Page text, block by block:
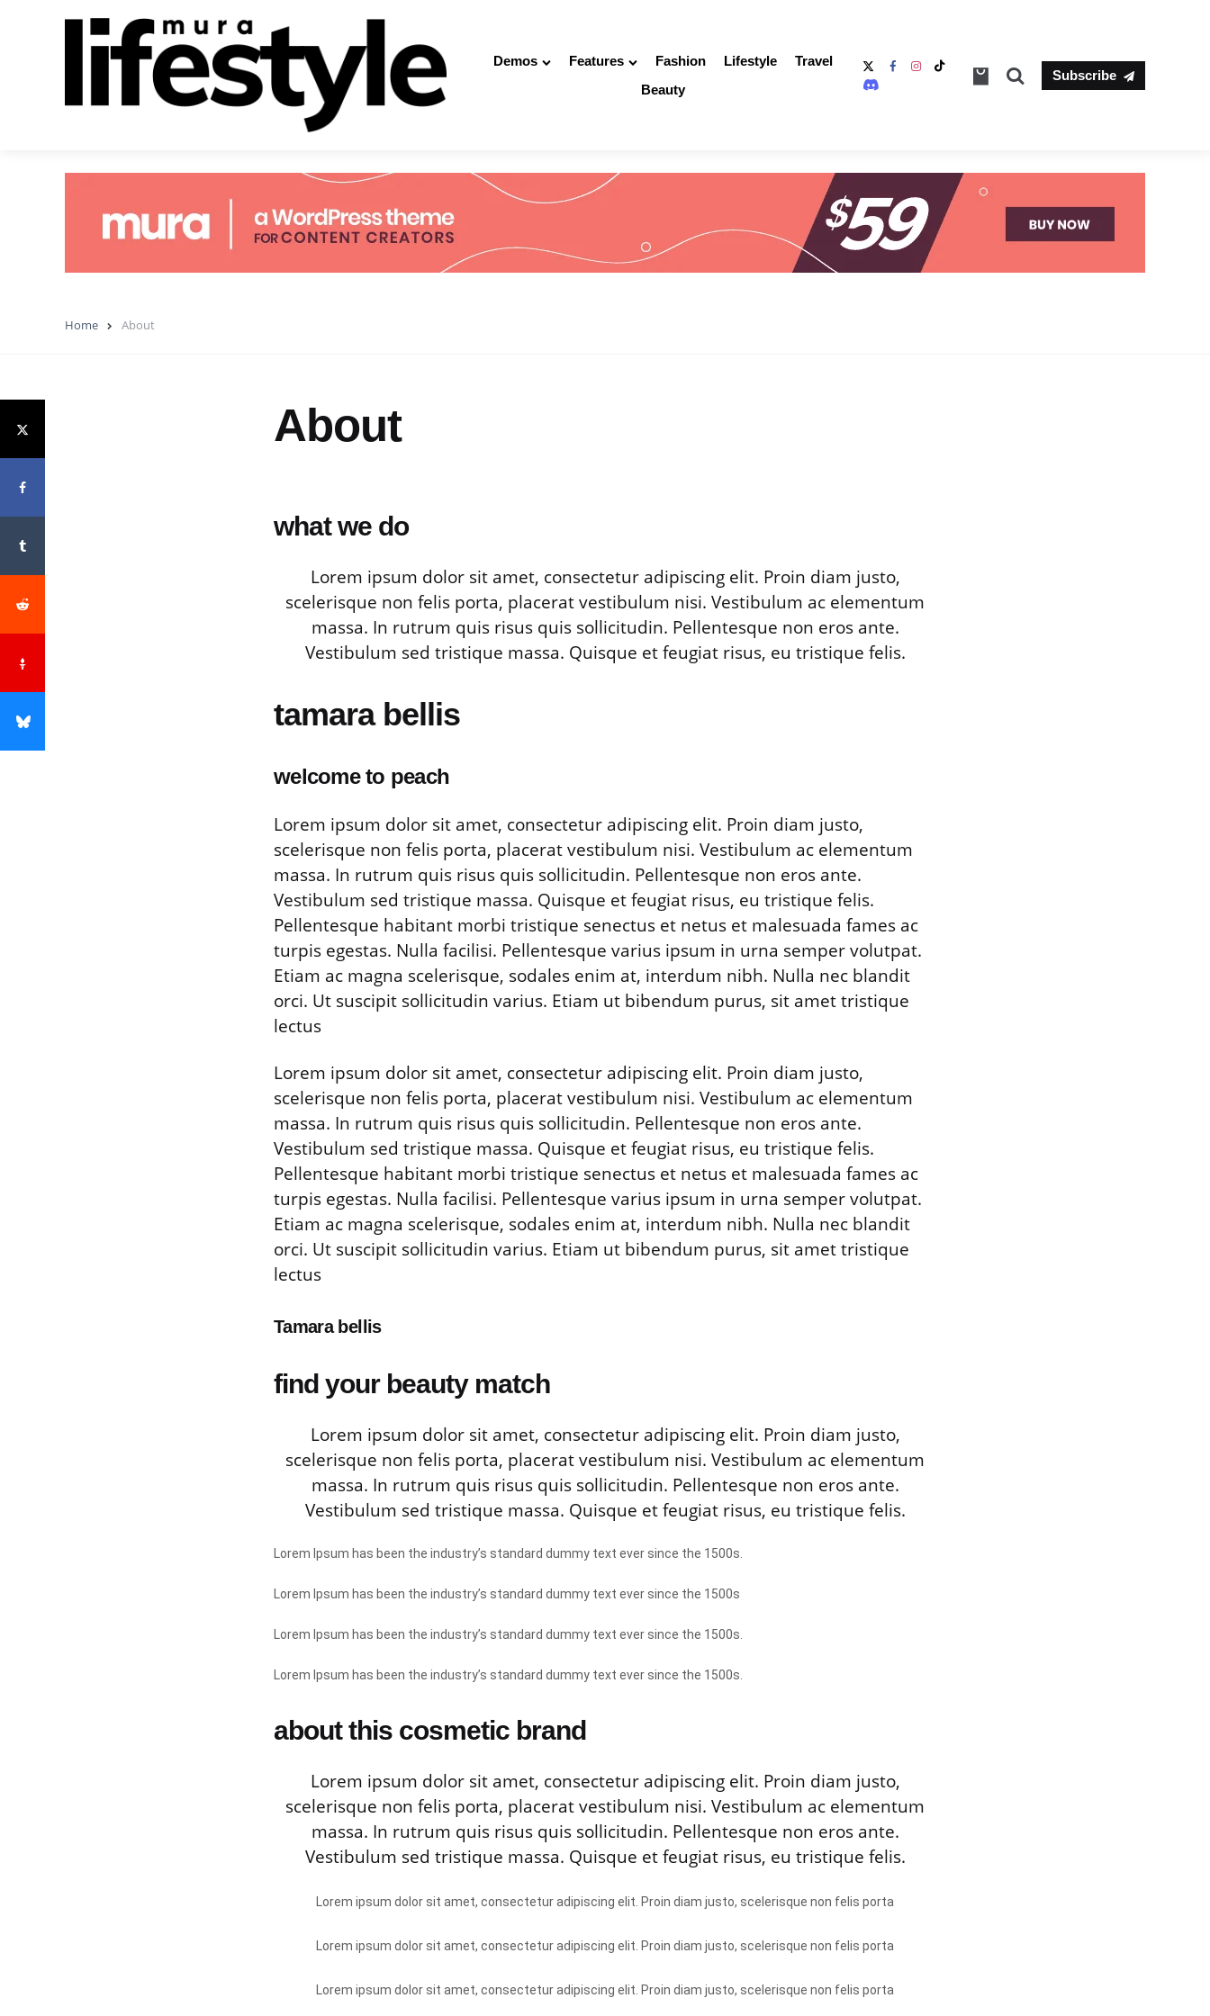
Demos Features Fashion Lifestyle
Travel
Beauty
SearchSubscribe
Home About
About
what we do
Lorem ipsum dolor sit amet, consectetur adipiscing elit. Proin diam justo,
scelerisque non felis porta, placerat vestibulum nisi. Vestibulum ac elementum
massa. In rutrum quis risus quis sollicitudin. Pellentesque non eros ante.
Vestibulum sed tristique massa. Quisque et feugiat risus, eu tristique felis.
tamara bellis
welcome to peach
Lorem ipsum dolor sit amet, consectetur adipiscing elit. Proin diam justo,
scelerisque non felis porta, placerat vestibulum nisi. Vestibulum ac elementum
massa. In rutrum quis risus quis sollicitudin. Pellentesque non eros ante.
Vestibulum sed tristique massa. Quisque et feugiat risus, eu tristique felis.
Pellentesque habitant morbi tristique senectus et netus et malesuada fames ac
turpis egestas. Nulla facilisi. Pellentesque varius ipsum in urna semper volutpat.
Etiam ac magna scelerisque, sodales enim at, interdum nibh. Nulla nec blandit
orci. Ut suscipit sollicitudin varius. Etiam ut bibendum purus, sit amet tristique
lectus
Lorem ipsum dolor sit amet, consectetur adipiscing elit. Proin diam justo,
scelerisque non felis porta, placerat vestibulum nisi. Vestibulum ac elementum
massa. In rutrum quis risus quis sollicitudin. Pellentesque non eros ante.
Vestibulum sed tristique massa. Quisque et feugiat risus, eu tristique felis.
Pellentesque habitant morbi tristique senectus et netus et malesuada fames ac
turpis egestas. Nulla facilisi. Pellentesque varius ipsum in urna semper volutpat.
Etiam ac magna scelerisque, sodales enim at, interdum nibh. Nulla nec blandit
orci. Ut suscipit sollicitudin varius. Etiam ut bibendum purus, sit amet tristique
lectus
Tamara bellis
find your beauty match
Lorem ipsum dolor sit amet, consectetur adipiscing elit. Proin diam justo,
scelerisque non felis porta, placerat vestibulum nisi. Vestibulum ac elementum
massa. In rutrum quis risus quis sollicitudin. Pellentesque non eros ante.
Vestibulum sed tristique massa. Quisque et feugiat risus, eu tristique felis.
Lorem Ipsum has been the industry’s standard dummy text ever since the 1500s.
Lorem Ipsum has been the industry’s standard dummy text ever since the 1500s
Lorem Ipsum has been the industry’s standard dummy text ever since the 1500s.
Lorem Ipsum has been the industry’s standard dummy text ever since the 1500s.
about this cosmetic brand
Lorem ipsum dolor sit amet, consectetur adipiscing elit. Proin diam justo,
scelerisque non felis porta, placerat vestibulum nisi. Vestibulum ac elementum
massa. In rutrum quis risus quis sollicitudin. Pellentesque non eros ante.
Vestibulum sed tristique massa. Quisque et feugiat risus, eu tristique felis.
Lorem ipsum dolor sit amet, consectetur adipiscing elit. Proin diam justo, scelerisque non felis porta
Lorem ipsum dolor sit amet, consectetur adipiscing elit. Proin diam justo, scelerisque non felis porta
Lorem ipsum dolor sit amet, consectetur adipiscing elit. Proin diam justo, scelerisque non felis porta